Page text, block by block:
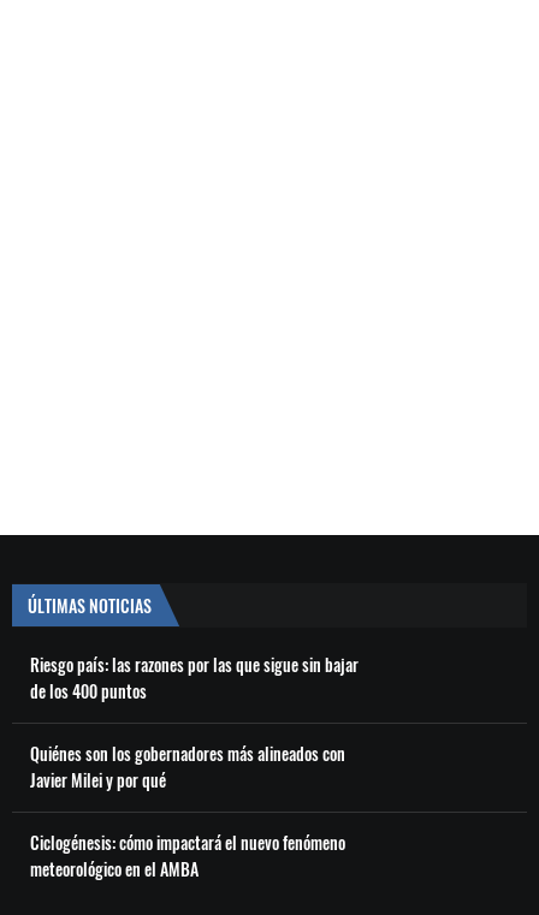
ÚLTIMAS NOTICIAS
Riesgo país: las razones por las que sigue sin bajar
de los 400 puntos
Quiénes son los gobernadores más alineados con
Javier Milei y por qué
Ciclogénesis: cómo impactará el nuevo fenómeno
meteorológico en el AMBA